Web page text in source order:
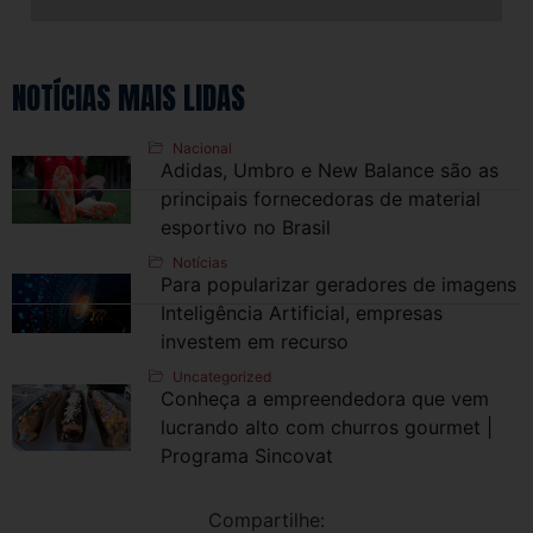
NOTÍCIAS MAIS LIDAS
Nacional
Adidas, Umbro e New Balance são as
principais fornecedoras de material
esportivo no Brasil
Notícias
Para popularizar geradores de imagens
Inteligência Artificial, empresas
investem em recurso
Uncategorized
Conheça a empreendedora que vem
lucrando alto com churros gourmet |
Programa Sincovat
Compartilhe: